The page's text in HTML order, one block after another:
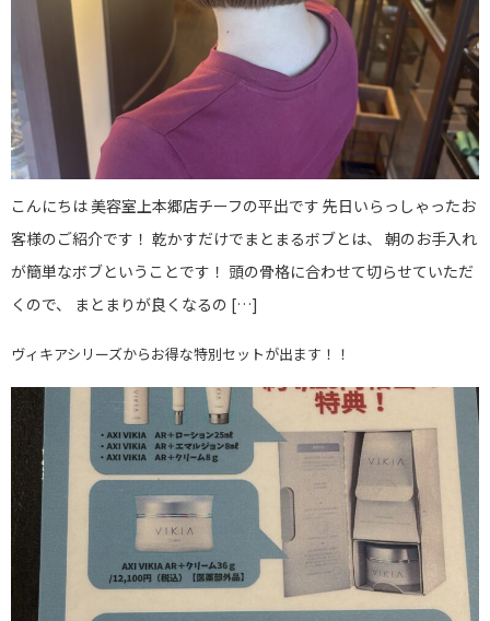
こんにちは 美容室上本郷店チーフの平出です 先日いらっしゃったお
客様のご紹介です！ 乾かすだけでまとまるボブとは、 朝のお手入れ
が簡単なボブということです！ 頭の骨格に合わせて切らせていただ
くので、 まとまりが良くなるの […]
ヴィキアシリーズからお得な特別セットが出ます！！